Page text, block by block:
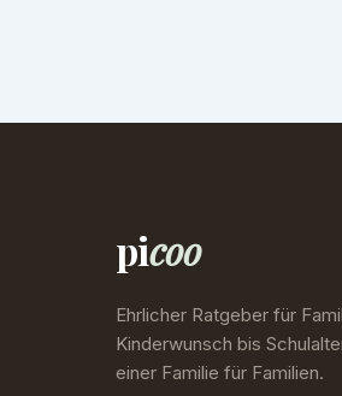
picoo
Ehrlicher Ratgeber für
Kinderwunsch bis
einer Familie für Familien.